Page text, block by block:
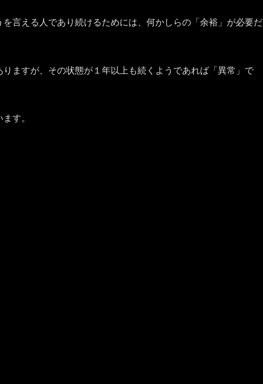
言える人であり続けるためには、何かしらの「余裕」が必要だ
ますが、その状態が１年以上も続くようであれば「異常」で
す。